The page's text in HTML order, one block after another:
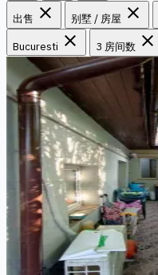
出售 close 别墅 / 房屋 close
Bucuresti close 3 房间数 close